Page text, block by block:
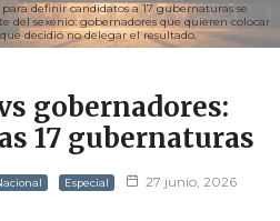
definir candidatos a 17 gubernaturas se
sexenio: gobernadores que quieren colocar
decidió no delegar el resultado.
gobernadores:
17 gubernaturas
Especial 27 junio, 2026